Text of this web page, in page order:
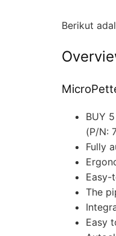
Berikut
BUY
(P/N:
Fully
Easy-
The
Easy